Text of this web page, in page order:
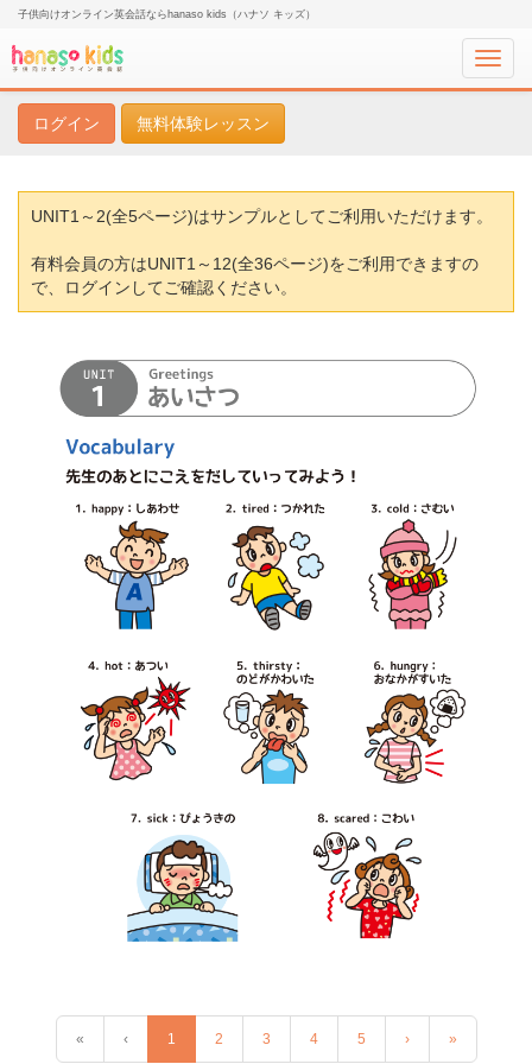
子供向けオンライン英会話ならhanaso kids（ハナソ キッズ）
ログイン 無料体験レッスン
UNIT1～2(全5ページ)はサンプルとしてご利用いただけます。
有料会員の方はUNIT1～12(全36ページ)をご利用できますの
で、ログインしてご確認ください。
« ‹ 1 2 3 4 5 › »